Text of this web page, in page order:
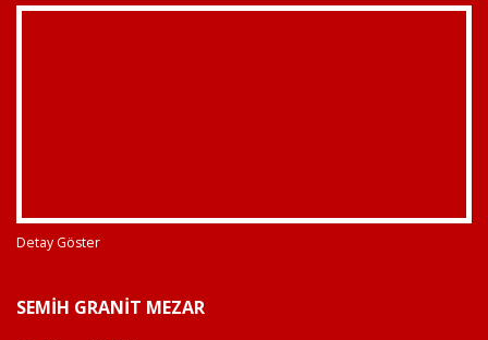
Detay Göster
SEMIH GRANIT MEZAR